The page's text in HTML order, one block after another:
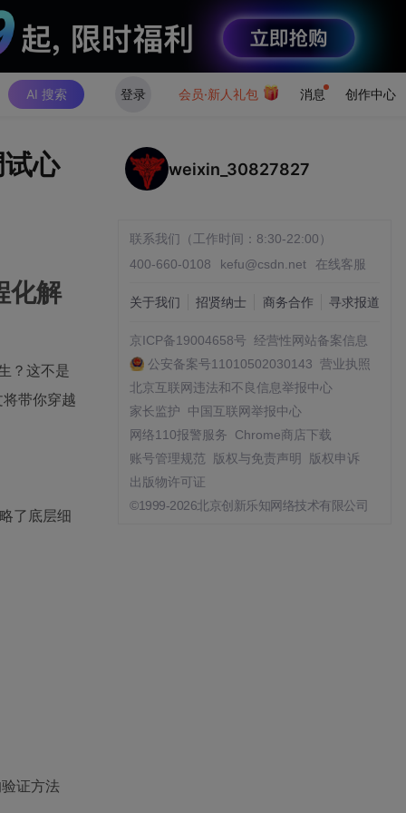
AI 搜索 登录 会员·新人礼包 消息 创作中心
心
化解
？这不是
带你穿越
了底层细
证方法
weixin_30827827
联系我们（工作时间：8:30-22:00）
400-660-0108
kefu@csdn.net 在线客服
关于我们 招贤纳士 商务合作 寻求报道
京ICP备19004658号 经营性网站备案信息
公安备案号11010502030143 营业执照
北京互联网违法和不良信息举报中心
家长监护
中国互联网举报中心
网络110报警服务
Chrome商店下载
账号管理规范
版权与免责声明
版权申诉
出版物许可证
©1999-2026北京创新乐知网络技术有限公司